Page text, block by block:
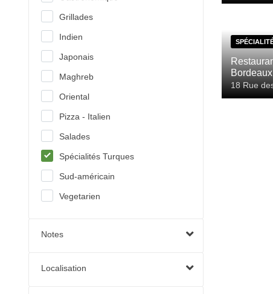
Grillades
Indien
Japonais
Maghreb
Oriental
Pizza - Italien
Salades
Spécialités Turques
Sud-américain
Vegetarien
Notes
Localisation
Bordeaux
18 Rue